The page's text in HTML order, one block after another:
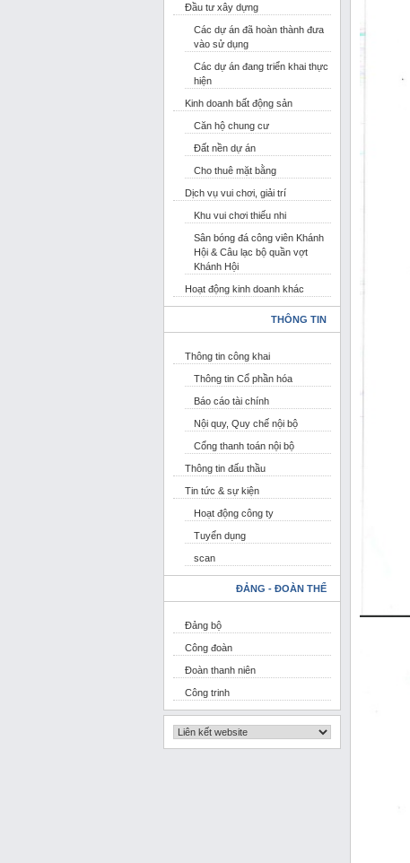
Đầu tư xây dựng
Các dự án đã hoàn thành đưa
vào sử dụng
Các dự án đang triển khai thực
hiện
Kinh doanh bất động sản
Căn hộ chung cư
Đất nền dự án
Cho thuê mặt bằng
Dịch vụ vui chơi, giải trí
Khu vui chơi thiếu nhi
Sân bóng đá công viên Khánh
Hội & Câu lạc bộ quần vợt
Khánh Hội
Hoạt động kinh doanh khác
THÔNG TIN
Thông tin công khai
Thông tin Cổ phần hóa
Báo cáo tài chính
Nội quy, Quy chế nội bộ
Cổng thanh toán nội bộ
Thông tin đấu thầu
Tin tức & sự kiện
Hoạt động công ty
Tuyển dụng
scan
ĐẢNG - ĐOÀN THỂ
Đảng bộ
Công đoàn
Đoàn thanh niên
Công trinh